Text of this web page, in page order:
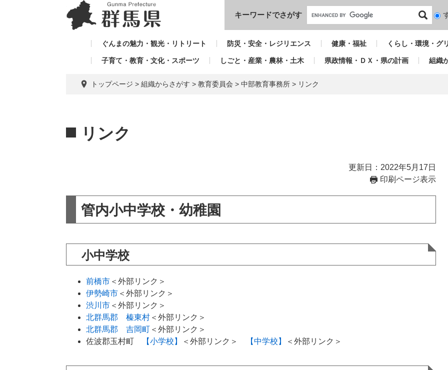
本文へ
キーワードでさがす
検
対
ぐんまの魅力・観光・リトリート 防災・安全・レジリエンス 健康・福祉 くらし・環境・グ
子育て・教育・文化・スポーツ しごと・産業・農林・土木 県政情報・ＤＸ・県の計画 組織
トップページ > 組織からさがす > 教育委員会 > 中部教育事務所 > リンク
文
リンク
更新日：2022年5月17日
印刷ページ表示
管内小中学校・幼稚園
小中学校
前橋市 ＜外部リンク＞
伊勢崎市 ＜外部リンク＞
渋川市 ＜外部リンク＞
北群馬郡 榛東村 ＜外部リンク＞
北群馬郡 吉岡町 ＜外部リンク＞
佐波郡玉村町
【小学校】 ＜外部リンク＞ 【中学校】 ＜外部リンク＞